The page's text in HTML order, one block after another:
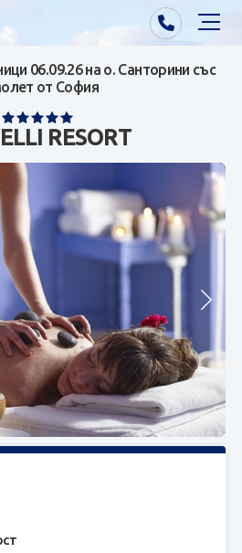
Пловдив/Бургас
06.09.26 на о. Санторини със
от София
RESORT